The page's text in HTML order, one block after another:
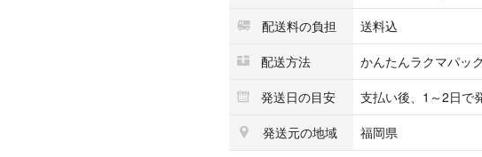
配送料の負担
送料込
配送方法
かんたんラクマパッ
発送日の目安
支払い後、1～2日で
発送元の地域
福岡県